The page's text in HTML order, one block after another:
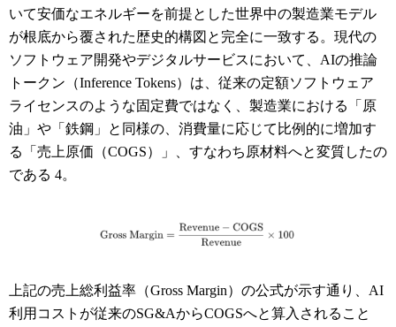
いて安価なエネルギーを前提とした世界中の製造業モデル
が根底から覆された歴史的構図と完全に一致する。現代の
ソフトウェア開発やデジタルサービスにおいて、AIの推論
トークン（Inference Tokens）は、従来の定額ソフトウェア
ライセンスのような固定費ではなく、製造業における「原
油」や「鉄鋼」と同様の、消費量に応じて比例的に増加す
る「売上原価（COGS）」、すなわち原材料へと変質したの
である 4。
上記の売上総利益率（Gross Margin）の公式が示す通り、AI
利用コストが従来のSG&AからCOGSへと算入されること